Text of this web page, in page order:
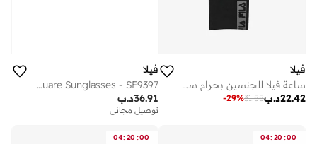
فيلا
ساعة فيلا للجنسين بحزام سيليكون أسود وهيكل بلاستيكي 38-326-002
د.ب22.42
31.55
-29%
فيلا
Unisex Square Sunglasses - SF9397
د.ب36.91
توصيل مجاني
04:20 :00
04:20 :00